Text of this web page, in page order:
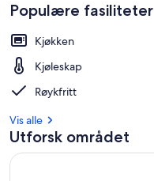
Populære fasiliteter
Kjøkken
Kjøleskap
Røykfritt
Vis alle
Utforsk området